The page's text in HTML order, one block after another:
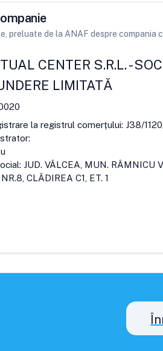
preluate de la ANAF despre compania
CENTER S.R.L.-
LIMITATĂ
la registrul comerțului: J38/
JUD. VÂLCEA, MUN. RÂMNICU
CLĂDIREA C1, ET. 1